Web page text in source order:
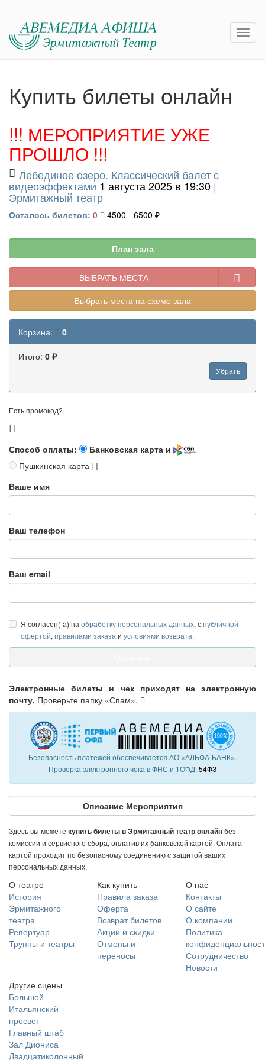
Купить билеты онлайн
!!! МЕРОПРИЯТИЕ УЖЕ
ПРОШЛО !!!
Лебединое озеро. Классический балет с
видеоэффектами 1 августа 2025 в 19:30 |
Эрмитажный театр
Осталось билетов: 0 4500 - 6500 ₽
План зала
ВЫБРАТЬ МЕСТА
Выбрать места на схеме зала
Корзина: 0
Итого: 0 ₽
Убрать
Есть промокод?
Способ оплаты:
Банковская карта и
Пушкинская карта
Ваше имя
Ваш телефон
Ваш email
Я согласен(-а) на обработку персональных данных, спубличной
офертой, правилами заказа и условиями возврата.
Электронные билеты и чек приходят на электронную
почту. Проверьте папку «Спам».
Безопасность платежей обеспечивается АО «АЛЬФА-БАНК».
Проверка электронного чека в ФНС и 1ОФД. 54ФЗ
Описание Мероприятия
Здесь вы можете купить билеты в Эрмитажный театр онлайнбез
комиссии и сервисного сбора, оплатив их банковской картой. Оплата
картой проходит по безопасному соединению с защитой ваших
персональных данных.
О театре
История
Эрмитажного
театра
Репертуар
Труппы и театры
Как купить
Правила заказа
Оферта
Возврат билетов
Акции и скидки
Отмены и
переносы
О нас
Контакты
О сайте
О компании
Политика
Сотрудничество
Новости
Другие сцены
Большой
Итальянский
просвет
Главный штаб
Зал Диониса
Двадцатиколонный